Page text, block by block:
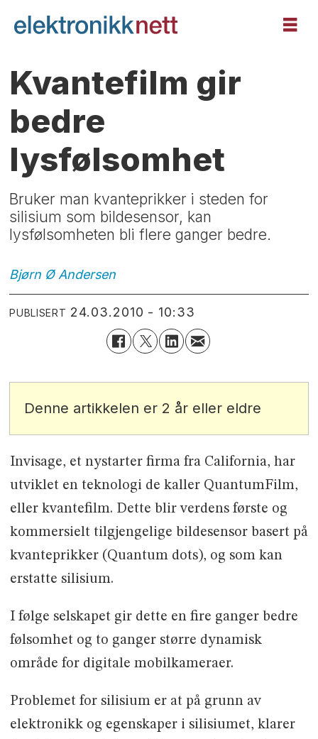
Kvantefilm gir
bedre
lysfølsomhet
Bruker man kvanteprikker i steden for
silisium som bildesensor, kan
lysfølsomheten bli flere ganger bedre.
Bjørn Ø Andersen
PUBLISERT 24.03.2010 - 10:33
Denne artikkelen er 2 år eller eldre
Invisage, et nystarter firma fra California, har
utviklet en teknologi de kaller QuantumFilm,
eller kvantefilm. Dette blir verdens første og
kommersielt tilgjengelige bildesensor basert på
kvanteprikker (Quantum dots), og som kan
erstatte silisium.
I følge selskapet gir dette en fire ganger bedre
følsomhet og to ganger større dynamisk
område for digitale mobilkameraer.
Problemet for silisium er at på grunn av
elektronikk og egenskaper i silisiumet, klarer